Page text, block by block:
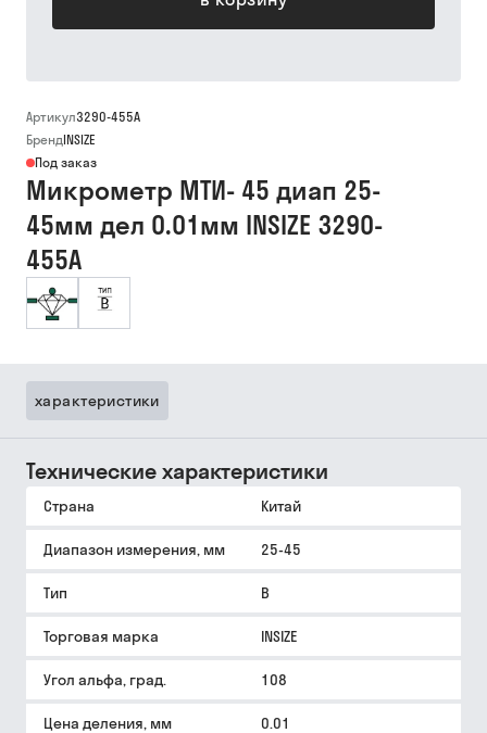
Артикул3290-455A
БрендINSIZE
Под заказ
Микрометр МТИ- 45 диап 25-
45мм дел 0.01мм INSIZE 3290-
455A
характеристики
Технические характеристики
Страна Китай
Диапазон измерения, мм 25-45
Тип B
Торговая марка INSIZE
Угол альфа, град. 108
Цена деления, мм 0.01